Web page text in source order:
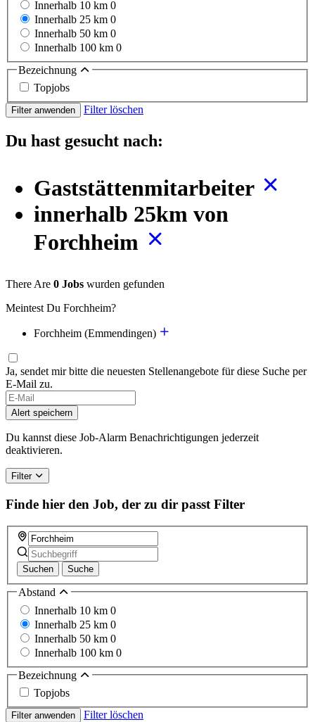
Innerhalb 10 km 0
Innerhalb 25 km 0
Innerhalb 50 km 0
Innerhalb 100 km 0
Bezeichnung
Topjobs
Filter anwenden Filter löschen
Du hast gesucht nach:
Gaststättenmitarbeiter
innerhalb 25km von
Forchheim
There Are 0 Jobs wurden gefunden
Meintest Du Forchheim?
Forchheim (Emmendingen)
Ja, sendet mir bitte die neuesten Stellenangebote für diese Suche per
E-Mail zu.
If
you
are
a
human,
this
field
Alert speichern
Du kannst diese Job-Alarm Benachrichtigungen jederzeit
deaktivieren.
Filter
Finde hier den Job, der zu dir passt Filter
Suchen Suche
Abstand
Innerhalb 10 km 0
Innerhalb 25 km 0
Innerhalb 50 km 0
Innerhalb 100 km 0
Bezeichnung
Topjobs
Filter anwenden
Filter löschen